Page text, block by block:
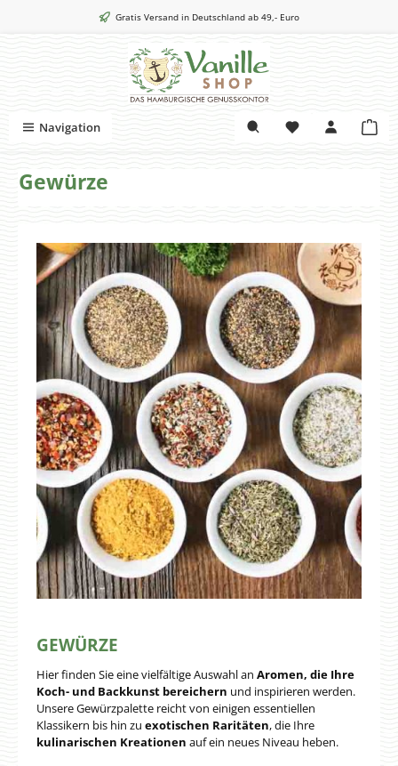
Zum Hauptinhalt springenGratis Versand in Deutschland ab 49,- Euro
Navigation
Gewürze
GEWÜRZE
Hier finden Sie eine vielfältige Auswahl an Aromen, die Ihre
Koch- und Backkunst bereichern und inspirieren werden.
Unsere Gewürzpalette reicht von einigen essentiellen
Klassikern bis hin zu exotischen Raritäten, die Ihre
kulinarischen Kreationen auf ein neues Niveau heben.